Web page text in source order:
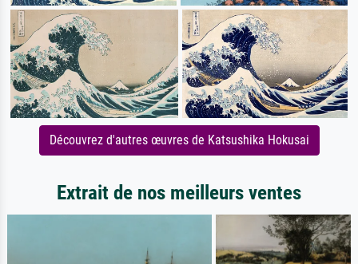
Découvrez d'autres œuvres de Katsushika Hokusai
Extrait de nos meilleurs ventes